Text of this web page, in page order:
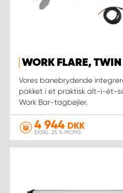
WORK FLARE,
Vores banebrydende
pakket i et praktisk alt-i-ét-
Work Bar-tagbøjler.
4 944 DKK
EKSKL. 25 % MOMS